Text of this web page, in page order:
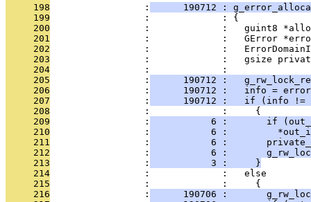
     198
                 :
190712 :
     199
                 :             : {
     200
:             :   guint8
     201
:             :   GError
     202
:             :
     203
:             :   gsize
     204
                 :             :
     205
                 :
190712 :
     206
                 :
190712 :   info =
     207
                 :
190712 :   if (info !=
     208
                 :             :     {
     209
                 :
6 :       if
     210
                 :
6 :
     211
                 :
6 :
     212
                 :
6 :
     213
                 :
           3 :     }
     214
                 :             :   else
     215
                 :             :     {
     216
                 :
190706 :